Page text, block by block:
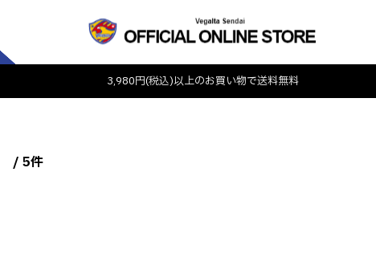
3,980円(税込)以上のお買い物で送料無料
/ 5件